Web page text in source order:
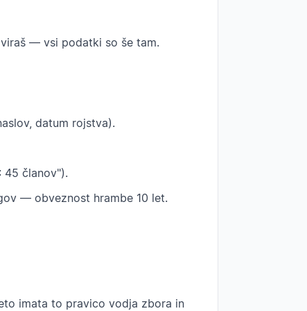
— vsi podatki so še tam.
datum rojstva).
45 članov").
— obveznost hrambe 10 let.
imata to pravico vodja zbora in